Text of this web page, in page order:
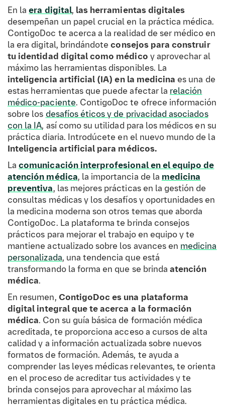
En laera digital, las herramientas digitales
desempeñan un papel crucial en la práctica médica.
ContigoDoc te acerca a la realidad de ser médico en
la era digital, brindándoteconsejos para construir
tu identidad digital como médico y aprovechar al
máximo las herramientas disponibles. La
inteligencia artificial (IA) en la medicina es una de
estas herramientas que puede afectar la relación
médico-paciente. ContigoDoc te ofrece información
sobre los desafíos éticos y de privacidad asociados
con la IA, así como su utilidad para los médicos en su
práctica diaria. Introdúcete en el nuevo mundo de la
Inteligencia artificial para médicos.
Lacomunicación interprofesional en el equipo de
atención médica, la importancia de la medicina
preventiva, las mejores prácticas en la gestión de
consultas médicas y los desafíos y oportunidades en
la medicina moderna son otros temas que aborda
ContigoDoc. La plataforma te brinda consejos
prácticos para mejorar el trabajo en equipo y te
mantiene actualizado sobre los avances en medicina
personalizada, una tendencia que está
transformando la forma en que se brinda atención
médica.
En resumen, ContigoDoc es una plataforma
digital integral que te acerca a la formación
médica. Con su guía básica de formación médica
acreditada, te proporciona acceso a cursos de alta
calidad y a información actualizada sobre nuevos
formatos de formación. Además, te ayuda a
comprender las leyes médicas relevantes, te orienta
en el proceso de acreditar tus actividades y te
brinda consejos para aprovechar al máximo las
herramientas digitales en tu práctica médica.